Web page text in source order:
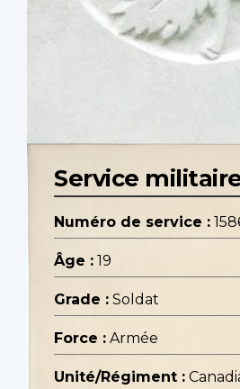
Service
Numéro de service :
Âge : 19
Grade : Soldat
Force : Armée
Unité/Régiment :